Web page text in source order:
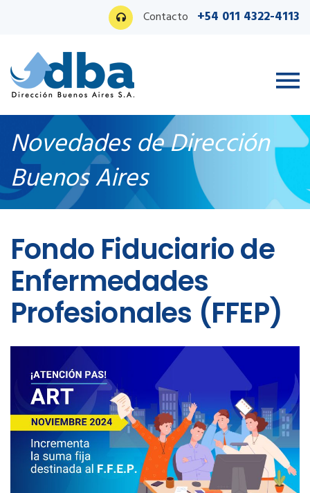
Contacto +54 011 4322-4113
Novedades de Dirección
Buenos Aires
Fondo Fiduciario de
Enfermedades
Profesionales (FFEP)